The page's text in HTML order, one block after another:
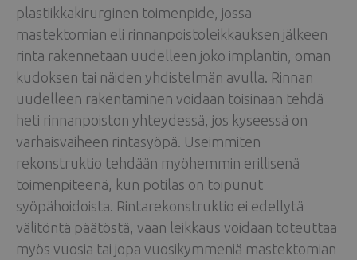
plastiikkakirurginen toimenpide, jossa
mastektomian eli rinnanpoistoleikkauksen jälkeen
rinta rakennetaan uudelleen joko implantin, oman
kudoksen tai näiden yhdistelmän avulla. Rinnan
uudelleen rakentaminen voidaan toisinaan tehdä
heti rinnanpoiston yhteydessä, jos kyseessä on
varhaisvaiheen rintasyöpä. Useimmiten
rekonstruktio tehdään myöhemmin erillisenä
toimenpiteenä, kun potilas on toipunut
syöpähoidoista. Rintarekonstruktio ei edellytä
välitöntä päätöstä, vaan leikkaus voidaan toteuttaa
myös vuosia tai jopa vuosikymmeniä mastektomian